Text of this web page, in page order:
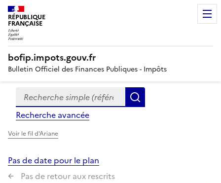
RÉPUBLIQUE
FRANÇAISE
bofip.impots.gouv.fr
Bulletin Officiel des Finances Publiques - Impôts
Formulaire
de
recherche
Recherche simple (références, mots clés, partie du
Recherche avancée
Voir le fil d'Ariane
Pas de date pour le plan
Pas de retour aux rescrits